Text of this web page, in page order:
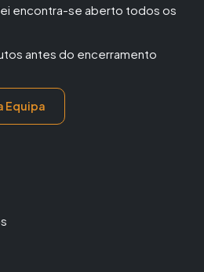
encontra-se aberto todos os
antes do encerramento
Equipa